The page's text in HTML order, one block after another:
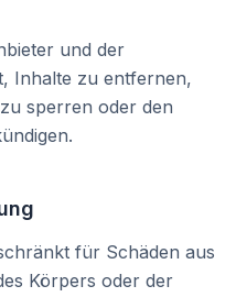
und der
Inhalte zu entfernen,
sperren oder den
für Schäden aus
Körpers oder der